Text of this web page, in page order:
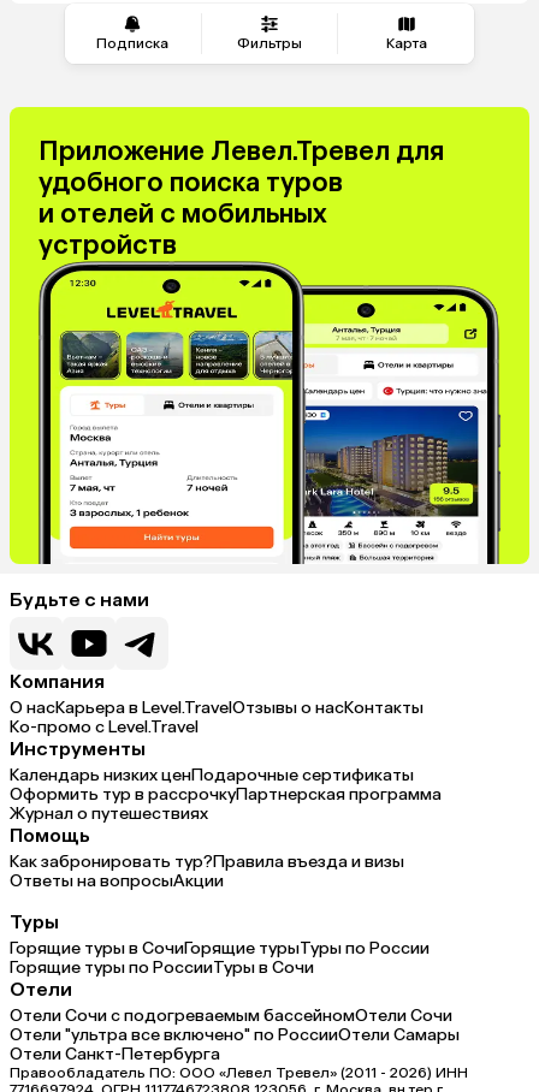
Подписка Фильтры Карта
Приложение Левел.Тревел для
удобного поиска туров
и отелей с мобильных
устройств
Будьте с нами
Компания
О насКарьера в Level.TravelОтзывы о насКонтакты
Ко-промо с Level.Travel
Инструменты
Календарь низких ценПодарочные сертификаты
Оформить тур в рассрочкуПартнерская программа
Журнал о путешествиях
Помощь
Как забронировать тур?Правила въезда и визы
Ответы на вопросыАкции
Туры
Горящие туры в СочиГорящие турыТуры по России
Горящие туры по РоссииТуры в Сочи
Отели
Отели Сочи с подогреваемым бассейномОтели Сочи
Отели "ультра все включено" по РоссииОтели Самары
Отели Санкт-Петербурга
Правообладатель ПО: ООО «Левел Тревел» (2011 - 2026) ИНН